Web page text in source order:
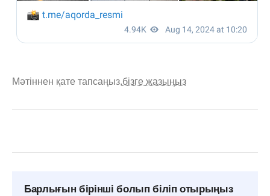
Мәтіннен қате тапсаңыз,бізге жазыңыз
Барлығын бірінші болып біліп отырыңыз